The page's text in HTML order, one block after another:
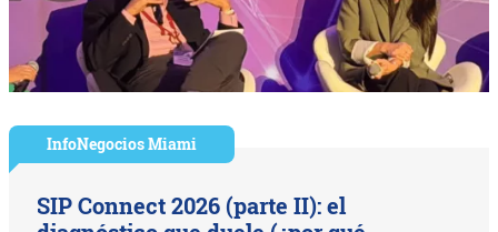
InfoNegocios Miami
SIP Connect 2026 (parte II): el